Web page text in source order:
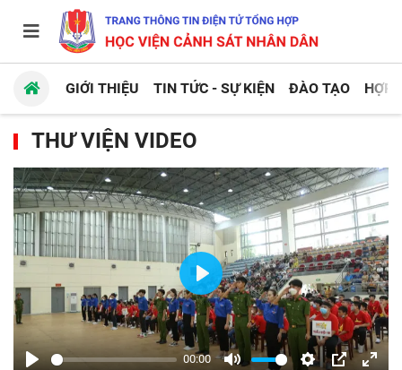
GIỚI THIỆU TIN TỨC - SỰ KIỆN ĐÀO TẠO HỢP
THƯ VIỆN VIDEO
00:00
Play